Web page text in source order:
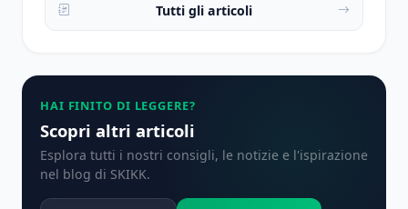
Tutti gli articoli
HAI FINITO DI LEGGERE?
Scopri altri articoli
Esplora tutti i nostri consigli, le notizie e l'ispirazione
nel blog di SKIKK.